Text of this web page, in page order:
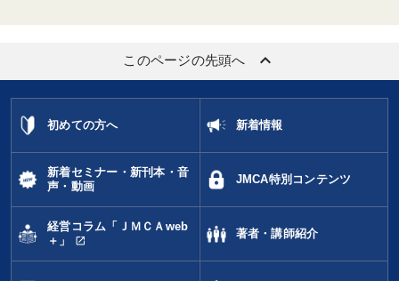
このページの先頭へ keyboard_arrow_up
初めての方へ 新着情報
新着セミナー・新刊本・音
声・動画
JMCA特別コンテンツ
経営コラム「ＪＭＣＡweb
＋」
open_in_new
著者・講師紹介